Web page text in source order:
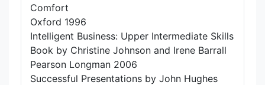
Comfort
Oxford 1996
Intelligent Business: Upper Intermediate Skills
Book by Christine Johnson and Irene Barrall
Pearson Longman 2006
Successful Presentations by John Hughes